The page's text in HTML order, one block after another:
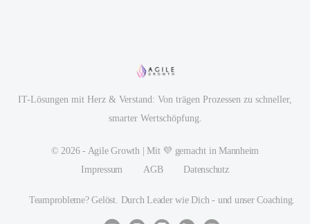
IT-Lösungen mit Herz & Verstand: Von trägen Prozessen zu schneller,
smarter Wertschöpfung.
© 2026 - Agile Growth | Mit 💜 gemacht in Mannheim
Impressum
AGB Datenschutz
Teamprobleme? Gelöst. Durch Leader wie Dich - und unser Coaching.